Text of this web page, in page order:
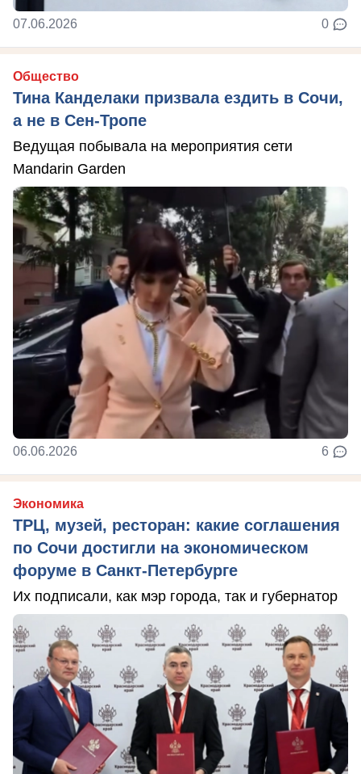
07.06.2026 0
Общество
Тина Канделаки призвала ездить в Сочи,
а не в Сен-Тропе
Ведущая побывала на мероприятия сети
Mandarin Garden
06.06.2026 6
Экономика
ТРЦ, музей, ресторан: какие соглашения
по Сочи достигли на экономическом
форуме в Санкт-Петербурге
Их подписали, как мэр города, так и губернатор